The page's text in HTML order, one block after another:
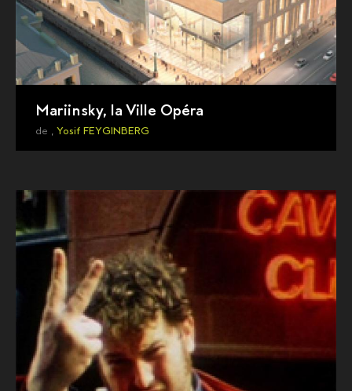
Mariinsky, la Ville Opéra
de , Yosif FEYGINBERG